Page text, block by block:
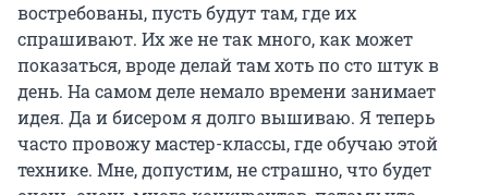
востребованы, пусть будут там, где их
спрашивают. Их же не так много, как может
показаться, вроде делай там хоть по сто штук в
день. На самом деле немало времени занимает
идея. Да и бисером я долго вышиваю. Я теперь
часто провожу мастер-классы, где обучаю этой
технике. Мне, допустим, не страшно, что будет